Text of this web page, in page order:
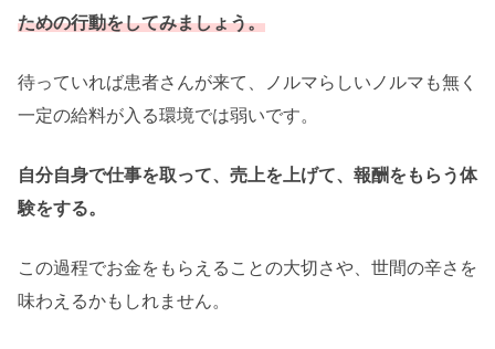
ための行動をしてみましょう。
待っていれば患者さんが来て、ノルマらしいノルマも無く
一定の給料が入る環境では弱いです。
自分自身で仕事を取って、売上を上げて、報酬をもらう体
験をする。
この過程でお金をもらえることの大切さや、世間の辛さを
味わえるかもしれません。